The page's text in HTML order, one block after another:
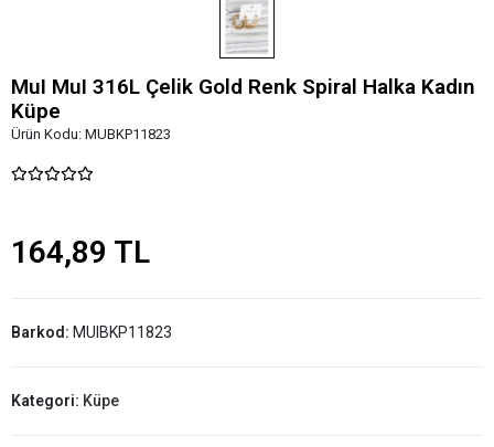
MuI MuI 316L Çelik Gold Renk Spiral Halka Kadın
Küpe
Ürün Kodu: MUBKP11823
164,89 TL
Barkod: MUIBKP11823
Kategori: Küpe